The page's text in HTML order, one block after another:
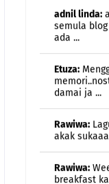
Etuza:
damai ja ...
Rawiwa:
akak
breakfast
huhu